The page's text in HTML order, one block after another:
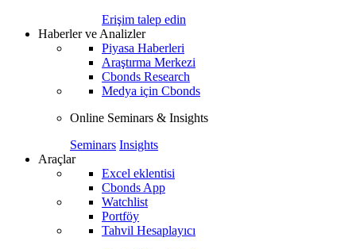
Erişim talep edin
Haberler ve Analizler
Piyasa Haberleri
Araştırma Merkezi
Cbonds Research
Medya için Cbonds
Online Seminars & Insights
Seminars Insights
Araçlar
Excel eklentisi
Cbonds App
Watchlist
Portföy
Tahvil Hesaplayıcı